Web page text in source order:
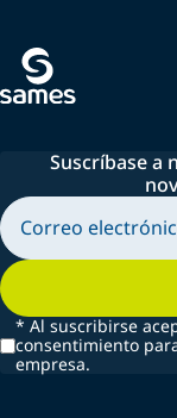
Suscríbase a
* Al suscribirse
consentimiento
empresa.